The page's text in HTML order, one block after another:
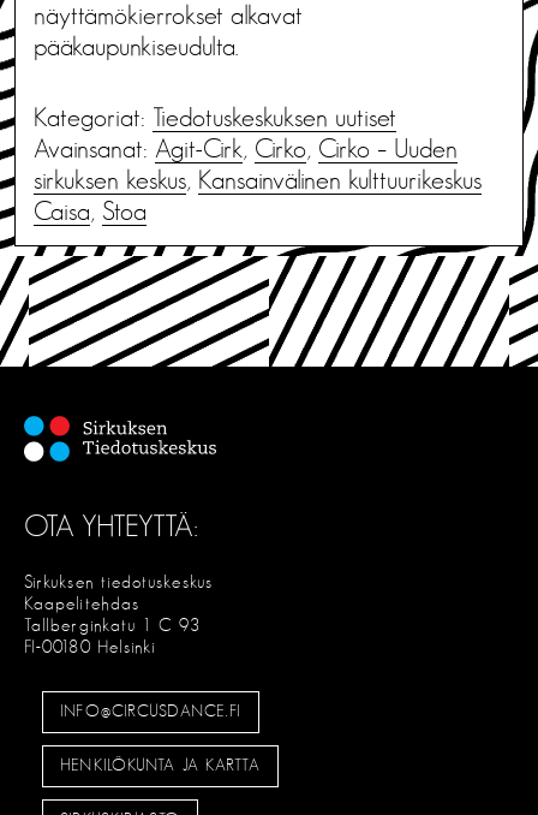
näyttämökierrokset alkavat
pääkaupunkiseudulta.
Kategoriat: Tiedotus­keskuksen uutiset
Avainsanat: Agit-Cirk, Cirko, Cirko – Uuden
sirkuksen keskus, Kansainvälinen kulttuurikeskus
Caisa, Stoa
OTA YHTEYTTÄ:
Sirkuksen tiedotuskeskus
Kaapelitehdas
Tallberginkatu 1 C 93
FI-00180 Helsinki
INFO@CIRCUSDANCE.FI
HENKILÖKUNTA JA KARTTA